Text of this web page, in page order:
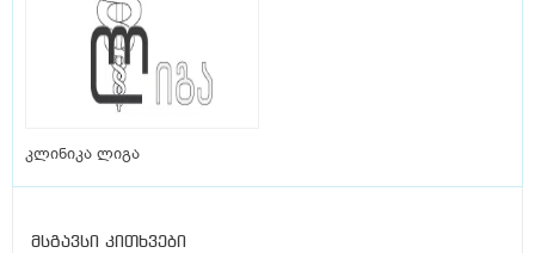
კლინიკა ლიგა
მსგავსი კითხვები